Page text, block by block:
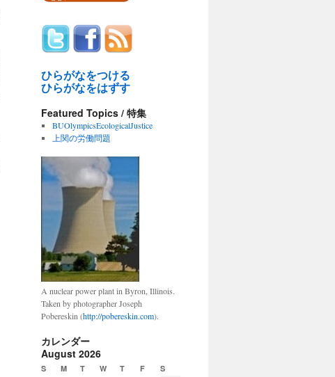
ひらがなをつける
ひらがなをはずす
Featured Topics / 特集
BUOlympicsEcologicalJustice
上関の労働問題
A nuclear power plant in Byron, Illinois.
Taken by photographer Joseph
Pobereskin (http://pobereskin.com).
カレンダー
August 2026
S M T W T F S